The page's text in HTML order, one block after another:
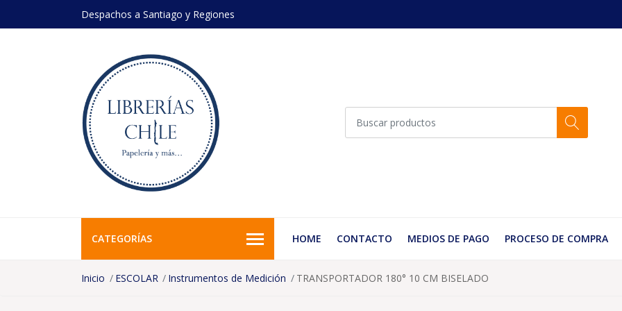
Despachos a Santiago y Regiones
CATEGORÍAS HOME CONTACTO MEDIOS DE PAGO PROCESO DE COMPRA
Inicio ESCOLAR Instrumentos de Medición TRANSPORTADOR 180° 10 CM BISELADO